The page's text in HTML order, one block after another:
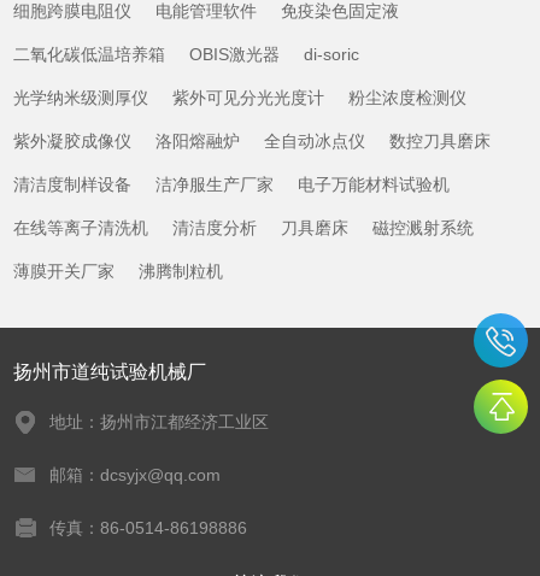
细胞跨膜电阻仪 电能管理软件 免疫染色固定液
二氧化碳低温培养箱 OBIS激光器 di-soric
光学纳米级测厚仪 紫外可见分光光度计 粉尘浓度检测仪
紫外凝胶成像仪 洛阳熔融炉 全自动冰点仪 数控刀具磨床
清洁度制样设备 洁净服生产厂家 电子万能材料试验机
在线等离子清洗机 清洁度分析 刀具磨床 磁控溅射系统
薄膜开关厂家 沸腾制粒机
扬州市道纯试验机械厂
地址：扬州市江都经济工业区
邮箱：dcsyjx@qq.com
传真：86-0514-86198886